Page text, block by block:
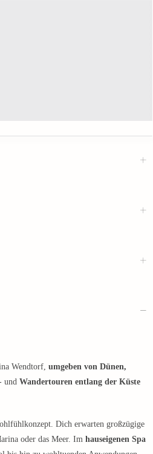
Wendtorf, umgeben von Dünen,
und Wandertouren entlang der Küste
Dich erwarten großzügige
oder das Meer. Im hauseigenen Spa